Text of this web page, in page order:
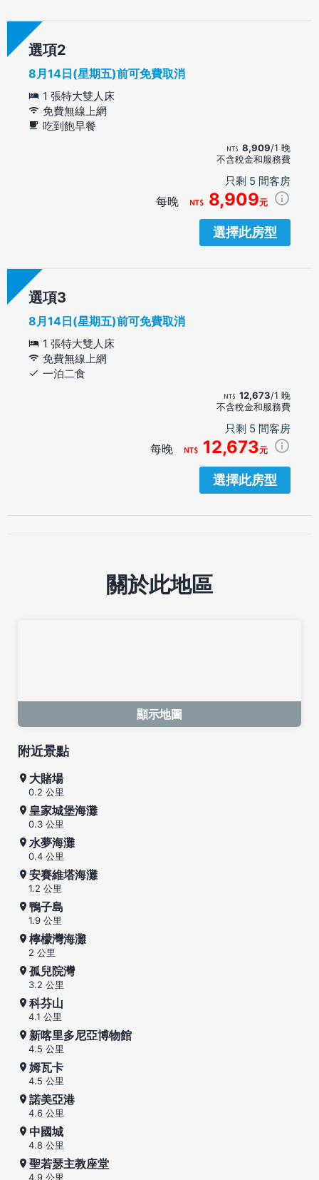
選項
8月14日(星期五)前可免費取消
1 張特大雙人床
免費無線上網
吃到飽早餐
8,909/1 晚
不含稅金和服務費
只剩 5 間客房
每晚 8,909元
選擇此房型
選項
8月14日(星期五)前可免費取消
1 張特大雙人床
免費無線上網
一泊二食
12,673/1 晚
不含稅金和服務費
只剩 5 間客房
每晚 12,673元
選擇此房型
關於此地區
顯示地圖
附近景點
大賭場
0.2 公里
皇家城堡海灘
0.3 公里
水夢海灘
0.4 公里
安賽維塔海灘
1.2 公里
鴨子島
1.9 公里
檸檬灣海灘
2 公里
孤兒院灣
3.2 公里
科芬山
4.1 公里
新喀里多尼亞博物館
4.5 公里
姆瓦卡
4.5 公里
諾美亞港
4.6 公里
中國城
4.8 公里
聖若瑟主教座堂
4.9 公里